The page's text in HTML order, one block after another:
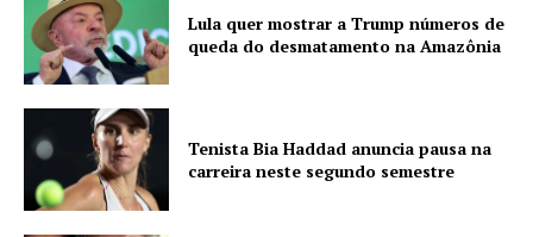
Lula quer mostrar a Trump números de
queda do desmatamento na Amazônia
Tenista Bia Haddad anuncia pausa na
carreira neste segundo semestre